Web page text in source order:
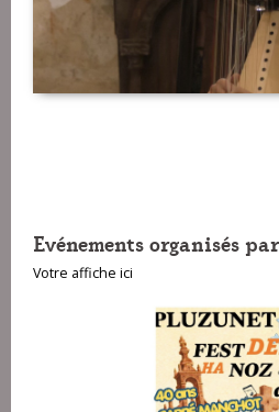
Evénements organisés
Votre affiche ici